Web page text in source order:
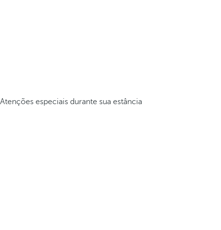
Atenções especiais durante sua estância